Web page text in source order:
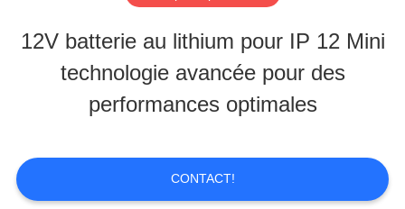
DE
NOUS
VISITE
D'USINE
12V batterie au lithium pour IP 12 Mini
technologie avancée pour des
performances optimales
CONTACT!